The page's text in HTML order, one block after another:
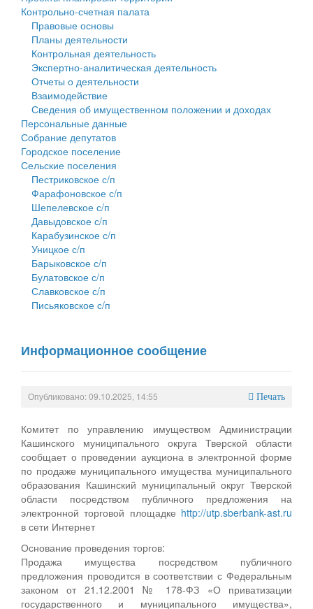
Собрание депутатов
Городское поселение
Сельские поселения
Контрольно-счетная палата
Правовые основы
Планы деятельности
Контрольная деятельность
Экспертно-аналитическая деятельность
Отчеты о деятельности
Взаимодействие
Сведения об имущественном положении и доходах
Персональные данные
Собрание депутатов
Городское поселение
Сельские поселения
Пестриковское с/п
Фарафоновское с/п
Шепелевское с/п
Давыдовское с/п
Карабузинское с/п
Уницкое с/п
Барыковское с/п
Булатовское с/п
Славковское с/п
Письяковское с/п
Информационное сообщение
Опубликовано: 09.10.2025, 14:55 Печать
Комитет по управлению имуществом Администрации
Кашинского муниципального округа Тверской области
сообщает о проведении аукциона в электронной форме
по продаже муниципального имущества муниципального
образования Кашинский муниципальный округ Тверской
области посредством публичного предложения на
электронной торговой площадке http://utp.sberbank-ast.ru
в сети Интернет
Основание проведения торгов:
Продажа имущества посредством публичного
предложения проводится в соответствии с Федеральным
законом от 21.12.2001 № 178-ФЗ «О приватизации
государственного и муниципального имущества»,